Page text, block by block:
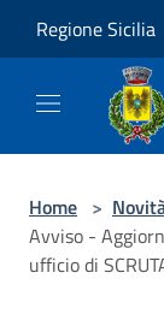
Regione Sicilia
Home >
Avviso -
ufficio di